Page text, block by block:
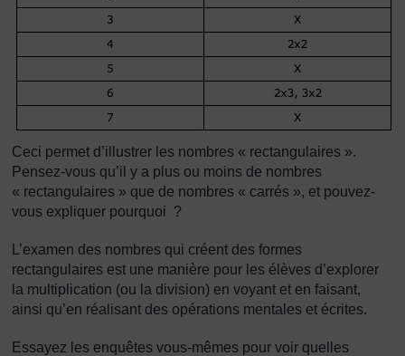
Ceci permet d’illustrer les nombres « rectangulaires ».
Pensez-vous qu’il y a plus ou moins de nombres
« rectangulaires » que de nombres « carrés », et pouvez-
vous expliquer pourquoi ?
L’examen des nombres qui créent des formes
rectangulaires est une manière pour les élèves d’explorer
la multiplication (ou la division) en voyant et en faisant,
ainsi qu’en réalisant des opérations mentales et écrites.
Essayez les enquêtes vous-mêmes pour voir quelles